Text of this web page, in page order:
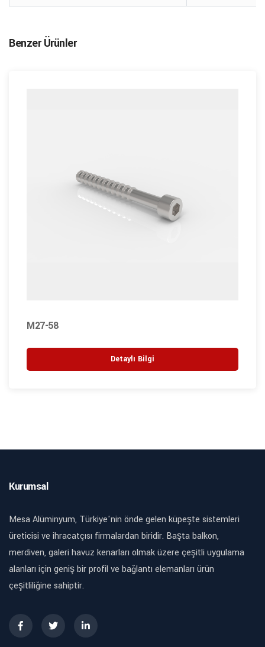
Benzer Ürünler
M27-58
Detaylı Bilgi
Kurumsal
Mesa Alüminyum, Türkiye'nin önde gelen küpeşte sistemleri
üreticisi ve ihracatçısı firmalardan biridir. Başta balkon,
merdiven, galeri havuz kenarları olmak üzere çeşitli uygulama
alanları için geniş bir profil ve bağlantı elemanları ürün
çeşitliliğine sahiptir.